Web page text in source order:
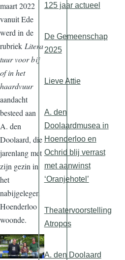
maart 2022
vanuit Ede
werd in de
rubriek Litera
tuur voor bij
of in het
haardvuur
aandacht
besteed aan
A. den
Doolaard, die
jarenlang met
zijn gezin in
het
nabijgelegen
Hoenderloo
woonde.
125 jaar actueel
De Gemeenschap
2025
Lieve Attie
A. den
Doolaardmusea in
Hoenderloo en
Ochrid blij verrast
met aanwinst
‘Oranjehotel’
Theatervoorstelling
Atropos
A. den Doolaard